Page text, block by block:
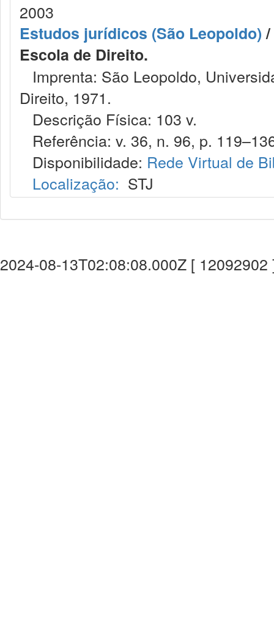
2003
Estudos jurídicos (São Leopoldo)/
Escola de Direito.
Imprenta: São Leopoldo,
Direito, 1971.
Descrição Física: 103 v.
Referência: v. 36, n. 96, p.
Disponibilidade: Rede Virtual de
Localização: STJ
2024-08-13T02:08:08.000Z [ 12092902